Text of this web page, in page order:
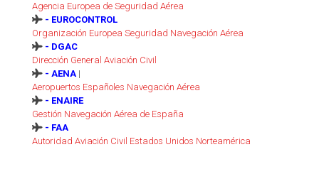
Agencia Europea de Seguridad Aérea
- EUROCONTROL
Organización Europea Seguridad Navegación Aérea
- DGAC
Dirección General Aviación Civil
- AENA |
Aeropuertos Españoles Navegación Aérea
- ENAIRE
Gestión Navegación Aérea de España
- FAA
Autoridad Aviación Civil Estados Unidos Norteamérica